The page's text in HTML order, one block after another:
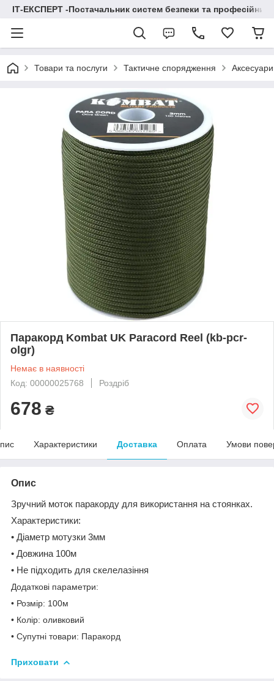
ІТ-ЕКСПЕРТ -Постачальник систем безпеки та професійних
Товари та послуги Тактичне спорядження
Паракорд Kombat UK Paraсord Reel (kb-pcr-
olgr)
Немає в наявності
Код: 00000025768
Роздріб
678 ₴
Характеристики Доставка Оплата Умови
Опис
Зручний моток паракорду для використання на стоянках.
Характеристики:
• Діаметр мотузки 3мм
• Довжина 100м
• Не підходить для скелелазіння
Додаткові параметри:
• Розмір: 100м
• Колір: оливковий
• Супутні товари: Паракорд
Приховати